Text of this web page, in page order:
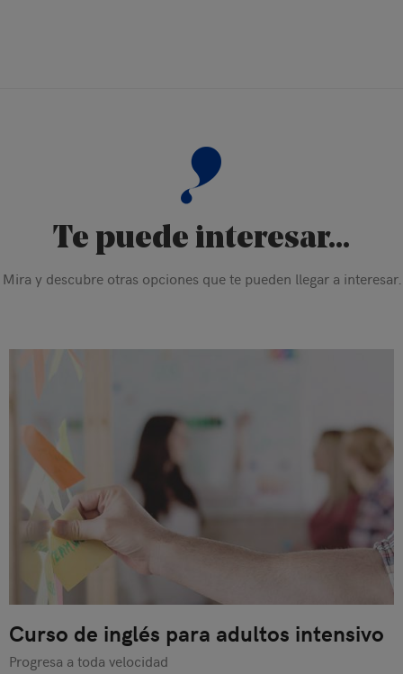
Te puede interesar...
Mira y descubre otras opciones que te pueden llegar a interesar.
Curso de inglés para adultos intensivo
Progresa a toda velocidad